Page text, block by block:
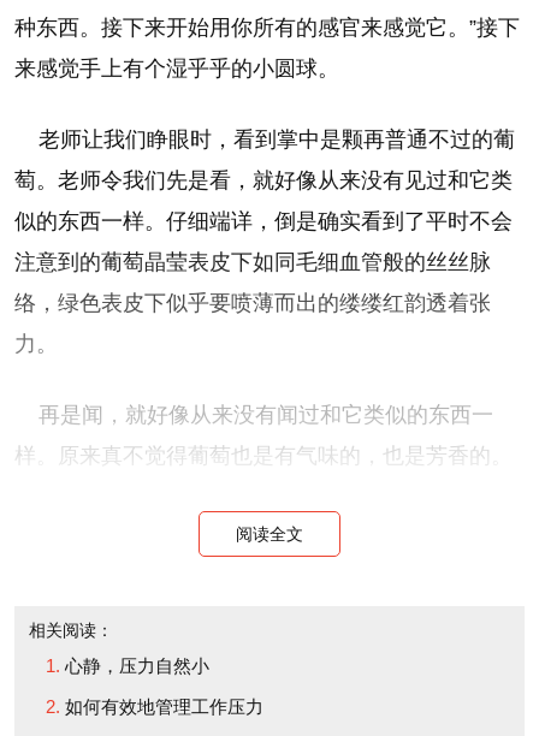
种东西。接下来开始用你所有的感官来感觉它。”接下
来感觉手上有个湿乎乎的小圆球。
老师让我们睁眼时，看到掌中是颗再普通不过的葡
萄。老师令我们先是看，就好像从来没有见过和它类
似的东西一样。仔细端详，倒是确实看到了平时不会
注意到的葡萄晶莹表皮下如同毛细血管般的丝丝脉
络，绿色表皮下似乎要喷薄而出的缕缕红韵透着张
力。
再是闻，就好像从来没有闻过和它类似的东西一
样。原来真不觉得葡萄也是有气味的，也是芳香的。
样。挤压它，转动它，有些微细小的声音从这颗葡萄
的东西一样。从未这样感受过一颗葡萄的软硬度，观
察它是否平滑、是否有褶皱。最后才是品尝，就好像
从来没有吃过和它类似的东西一样。
阅读全文
相关阅读：
心静，压力自然小
如何有效地管理工作压力